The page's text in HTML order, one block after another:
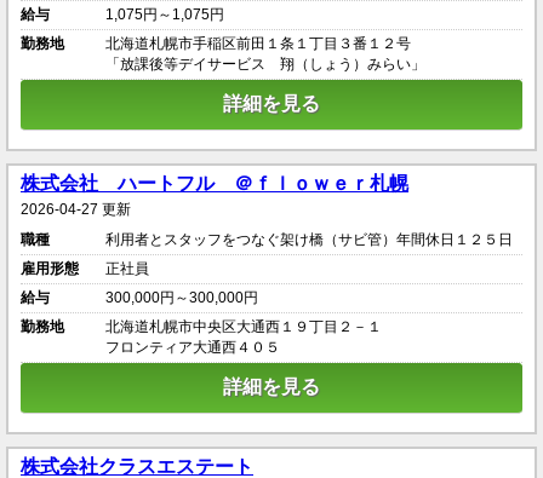
給与
1,075円～1,075円
勤務地
北海道札幌市手稲区前田１条１丁目３番１２号
「放課後等デイサービス 翔（しょう）みらい」
詳細を見る
株式会社 ハートフル ＠ｆｌｏｗｅｒ札幌
2026-04-27 更新
職種
利用者とスタッフをつなぐ架け橋（サビ管）年間休日１２５日
雇用形態
正社員
給与
300,000円～300,000円
勤務地
北海道札幌市中央区大通西１９丁目２－１
フロンティア大通西４０５
詳細を見る
株式会社クラスエステート